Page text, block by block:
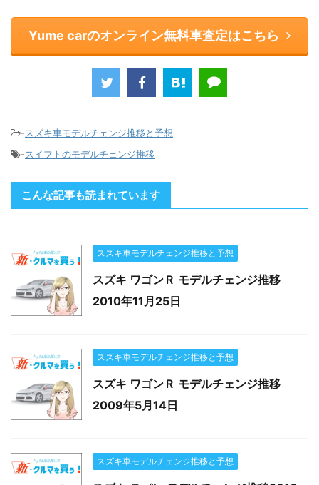
Yume carのオンライン無料車査定はこちら
-スズキ車モデルチェンジ推移と予想
-スイフトのモデルチェンジ推移
こんな記事も読まれています
スズキ車モデルチェンジ推移と予想
スズキ ワゴンＲ モデルチェンジ推移
2010年11月25日
スズキ車モデルチェンジ推移と予想
スズキ ワゴンＲ モデルチェンジ推移
2009年5月14日
スズキ車モデルチェンジ推移と予想